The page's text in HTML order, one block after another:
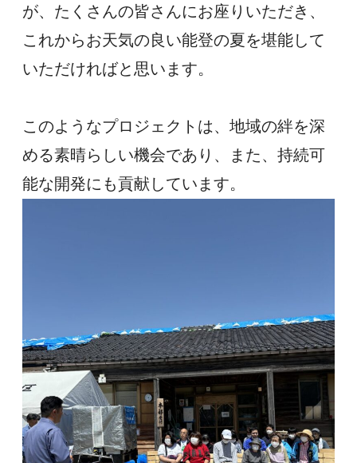
が、たくさんの皆さんにお座りいただき、
これからお天気の良い能登の夏を堪能して
いただければと思います。
このようなプロジェクトは、地域の絆を深
める素晴らしい機会であり、また、持続可
能な開発にも貢献しています。